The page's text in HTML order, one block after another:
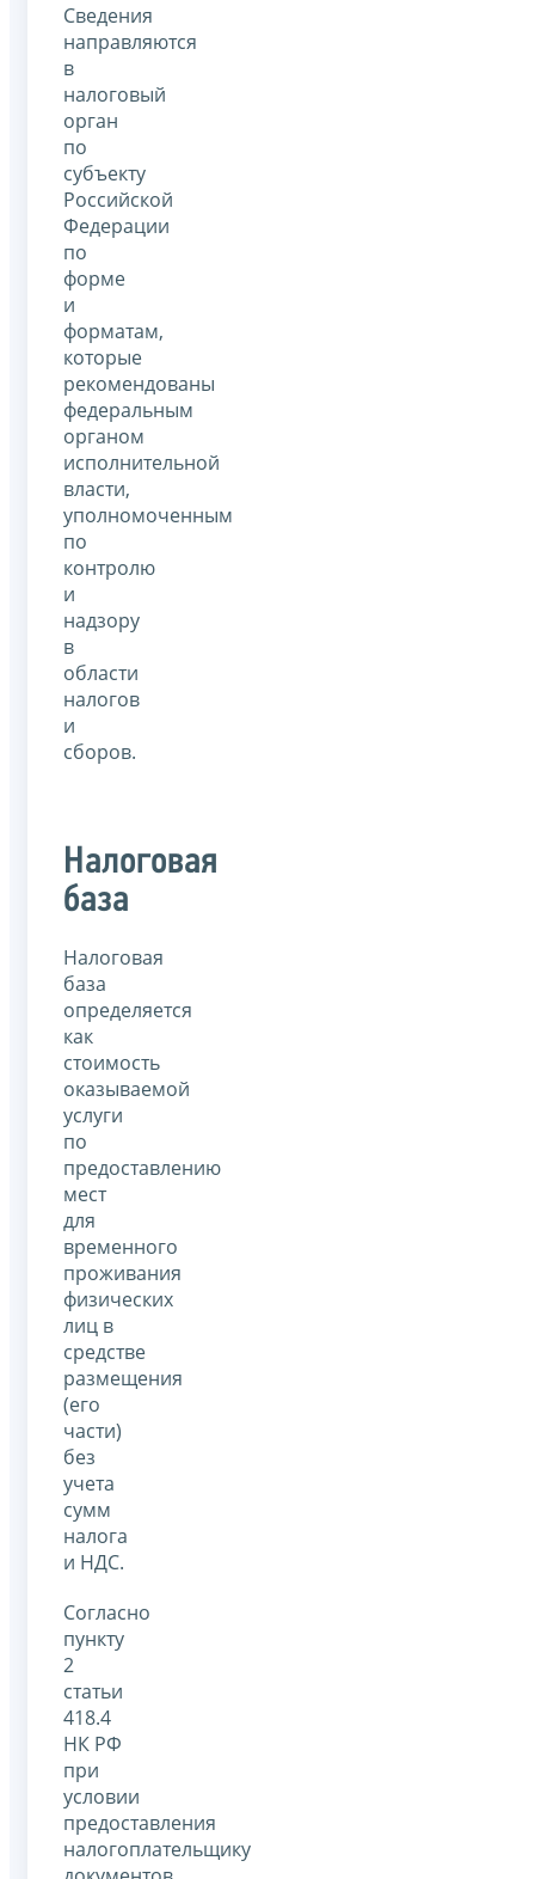
Сведения
направляются
в
налоговый
орган
по
субъекту
Российской
Федерации
по
форме
и
форматам,
которые
рекомендованы
федеральным
органом
исполнительной
власти,
уполномоченным
по
контролю
и
надзору
в
области
налогов
и
сборов.
Налоговая
база
Налоговая
база
определяется
как
стоимость
оказываемой
услуги
по
предоставлению
мест
для
временного
проживания
физических
лиц в
средстве
размещения
(его
части)
без
учета
сумм
налога
и НДС.
Согласно
пункту
2
статьи
418.4
НК РФ
при
условии
предоставления
налогоплательщику